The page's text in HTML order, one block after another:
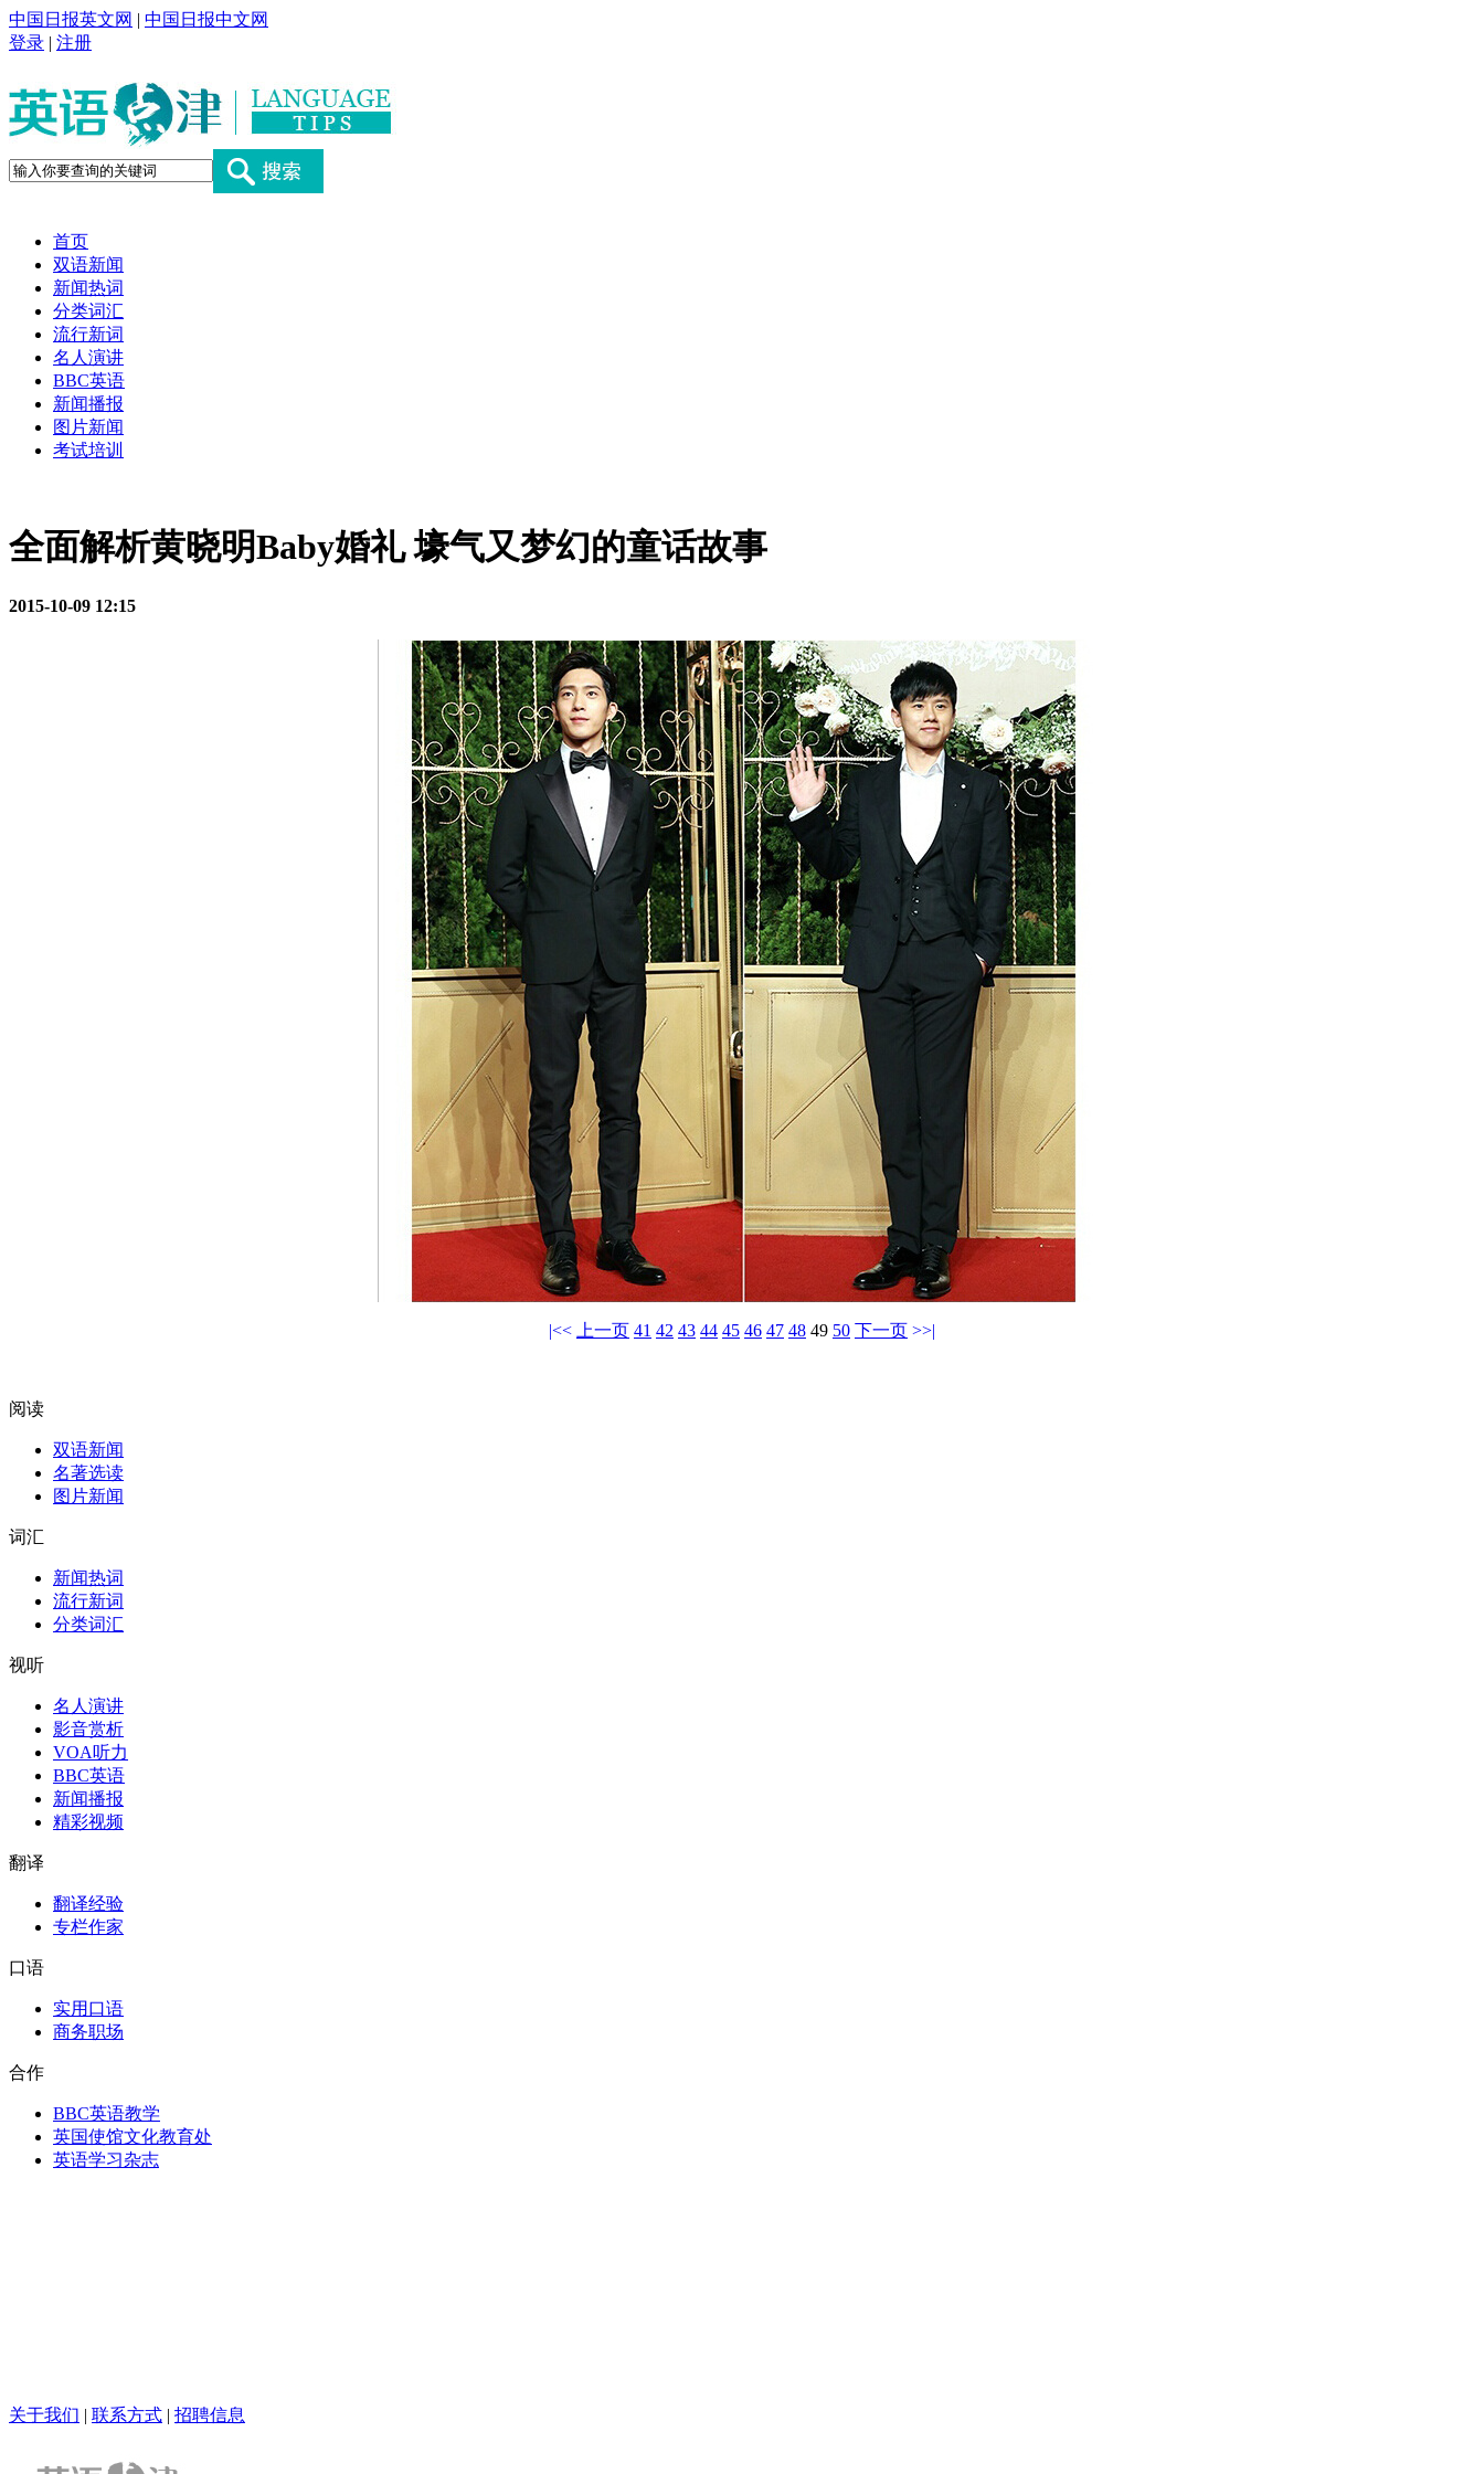
中国日报英文网 | 中国日报中文网
登录 | 注册
首页
双语新闻
新闻热词
分类词汇
流行新词
名人演讲
BBC英语
新闻播报
图片新闻
考试培训
全面解析黄晓明Baby婚礼 壕气又梦幻的童话故事
2015-10-09 12:15
|<< 上一页 41 42 43 44 45 46 47 48 49 50 下一页 >>|
阅读
双语新闻
名著选读
图片新闻
词汇
新闻热词
流行新词
分类词汇
视听
名人演讲
影音赏析
VOA听力
BBC英语
新闻播报
精彩视频
翻译
翻译经验
专栏作家
口语
实用口语
商务职场
合作
BBC英语教学
英国使馆文化教育处
英语学习杂志
关于我们 | 联系方式 | 招聘信息